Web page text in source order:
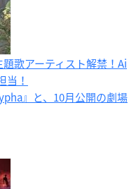
歌アーティスト解禁！Ai
当！
』と、10月公開の劇場